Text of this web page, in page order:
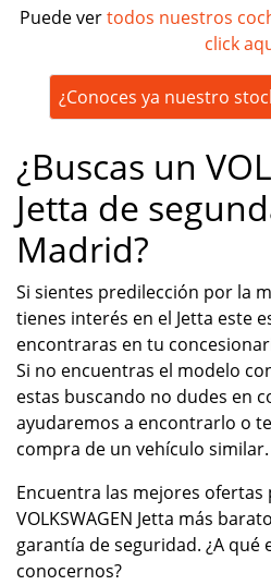
Puede vertodos nuestros
click
¿Conoces ya nuestro
¿Buscas un
Jetta de
Madrid?
Si sientes predilección por la
tienes interés en el Jetta este
encontraras en tu
Si no encuentras el modelo
estas buscando no dudes en
ayudaremos a encontrarlo o
compra de un vehículo similar.
Encuentra las mejores
VOLKSWAGEN Jetta más
garantía de seguridad. ¿A qué
conocernos?